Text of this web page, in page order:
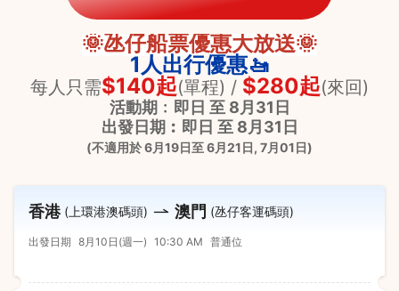
🌞氹仔船票優惠大放送🌞
1人出行優‍惠🚤
每人只需$140起(單程) / $280起(來回)
活動期﹕即日 至 8月31日
出發日期︰即日 至 8月31日
(不適用於 6月19日至 6月21日, 7月01日)
香港 (上環港澳碼頭) 澳門 (氹仔客運碼頭)
出發日期 8月10日(週一) 10:30 AM 普通位